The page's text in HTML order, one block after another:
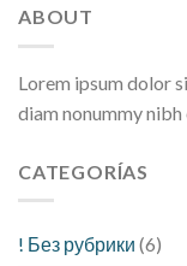
ABOUT
Lorem ipsum dolor
diam nonummy
CATEGORÍAS
! Без рубрики (6)